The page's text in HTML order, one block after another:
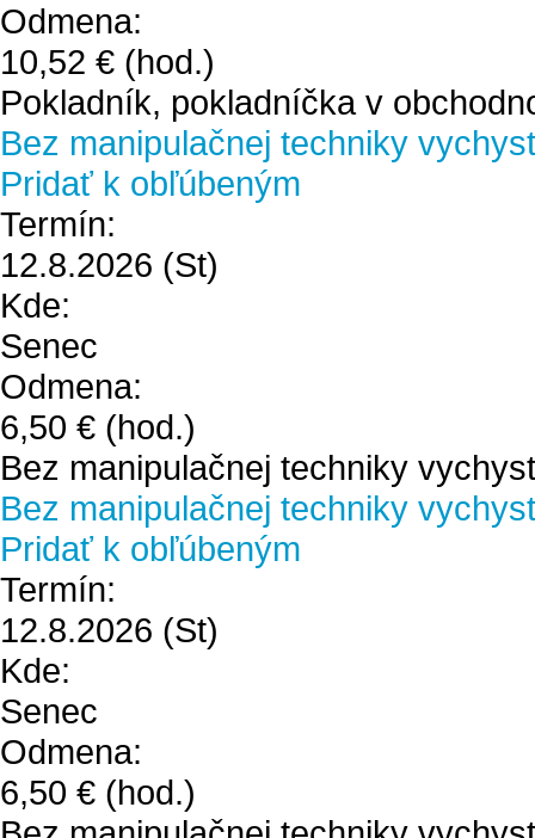
Odmena:
10,52 € (hod.)
Pokladník, pokladníčka v
Bez manipulačnej techniky
Pridať k obľúbeným
Termín:
12.8.2026 (St)
Kde:
Senec
Odmena:
6,50 € (hod.)
Bez manipulačnej techniky
Bez manipulačnej techniky
Pridať k obľúbeným
Termín:
12.8.2026 (St)
Kde:
Senec
Odmena:
6,50 € (hod.)